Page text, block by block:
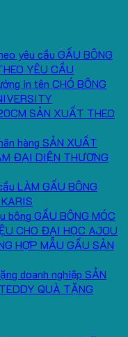
GẤU BÔNG
YÊU CẦU
CHÓ BÔNG
SẢN XUẤT THEO
SẢN XUẤT
ĐẠI DIỆN THƯƠNG
LÀM GẤU BÔNG
GẤU BÔNG MÓC
CHO ĐẠI HỌC AJOU
HỢP MẪU GẤU SẢN
SẢN
QUÀ TẶNG